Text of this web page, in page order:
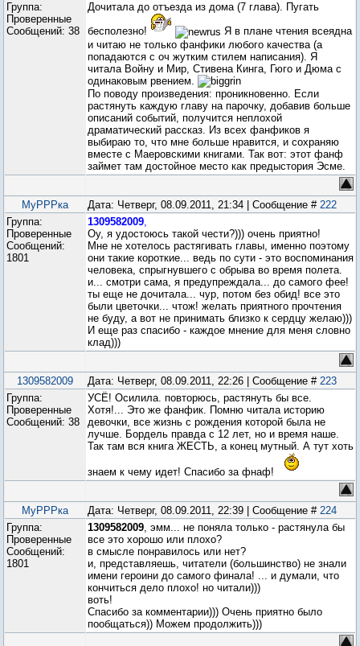
Группа:
Проверенные
Сообщений: 38
Дочитала до отъезда из дома (7 глава). Пугать
бесполезно!
Я в плане чтения всеядна
и читаю не только фанфики любого качества (а
попадаются с оч жутким стилем написания). Я
читала Войну и Мир, Стивена Кинга, Гюго и Дюма с
одинаковым рвением.
По поводу произведения: проникновенно. Если
растянуть каждую главу на парочку, добавив больше
описаний событий, получится неплохой
драматический рассказ. Из всех фанфиков я
выбираю то, что мне больше нравится, и сохраняю
вместе с Маеровскими книгами. Так вот: этот фанф
займет там достойное место как предыстория Эсме.
МуРРРка Дата: Четверг, 08.09.2011, 21:34 | Сообщение # 222
Группа:
Проверенные
Сообщений:
1801
1309582009,
Оу, я удостоюсь такой чести?))) очень приятно!
Мне не хотелось растягивать главы, именно поэтому
они такие короткие... ведь по сути - это воспоминания
человека, спрыгнувшего с обрыва во время полета.
и... смотри сама, я предупреждала... до самого фее!
ты еще не дочитала... чур, потом без обид! все это
были цветочки... чтож! желать приятного прочтения
не буду, а вот не принимать близко к сердцу желаю)))
И еще раз спасибо - каждое мнение для меня словно
клад)))
1309582009 Дата: Четверг, 08.09.2011, 22:26 | Сообщение # 223
Группа:
Проверенные
Сообщений: 38
УСЁ! Осилила. повторюсь, растянуть бы все.
Хотя!... Это же фанфик. Помню читала историю
девочки, все жизнь с рождения которой была не
лучше. Бордель правда с 12 лет, но и время наше.
Так там вся книга ЖЕСТЬ, а конец мутный. А тут хоть
знаем к чему идет! Спасибо за фнаф!
МуРРРка Дата: Четверг, 08.09.2011, 22:39 | Сообщение # 224
Группа:
Проверенные
Сообщений:
1801
1309582009, эмм... не поняла только - растянула бы
все это хорошо или плохо?
в смысле понравилось или нет?
и, представляешь, читатели (большинство) не знали
имени героини до самого финала! ... и думали, что
кончиться дело плохо! но читали)))
воть!
Спасибо за комментарии))) Очень приятно было
пообщаться)) Можем продолжить)))